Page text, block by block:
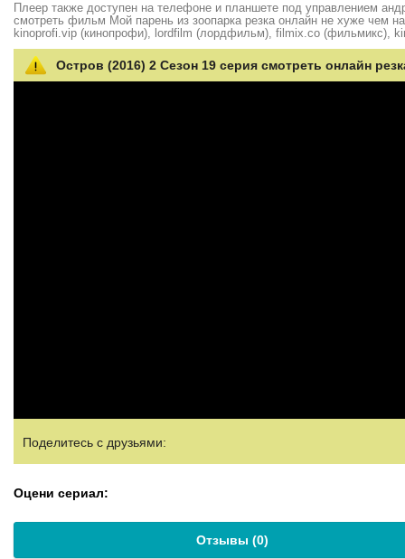
Плеер также доступен на телефоне и планшете под управлением
смотреть фильм Мой парень из зоопарка резка онлайн не хуже чем
kinoprofi.vip (кинопрофи), lordfilm (лордфильм), filmix.co (фильмикс),
Остров (2016) 2 Сезон 19 серия смотреть онлайн
Поделитесь с друзьями:
Оцени сериал:
Отзывы (0)